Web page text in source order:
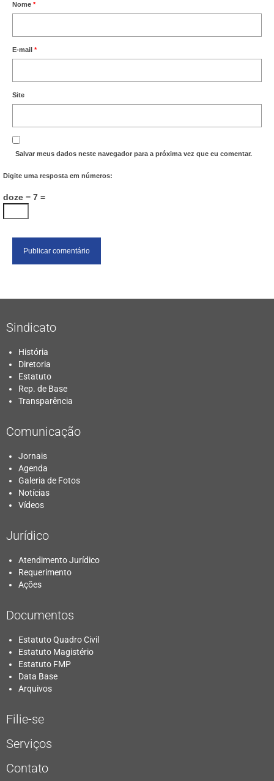
Nome *
E-mail *
Site
Salvar meus dados neste navegador para a próxima vez que eu comentar.
Digite uma resposta em números:
doze − 7 =
Sindicato
História
Diretoria
Estatuto
Rep. de Base
Transparência
Comunicação
Jornais
Agenda
Galeria de Fotos
Notícias
Vídeos
Jurídico
Atendimento Jurídico
Requerimento
Ações
Documentos
Estatuto Quadro Civil
Estatuto Magistério
Estatuto FMP
Data Base
Arquivos
Filie-se
Serviços
Contato